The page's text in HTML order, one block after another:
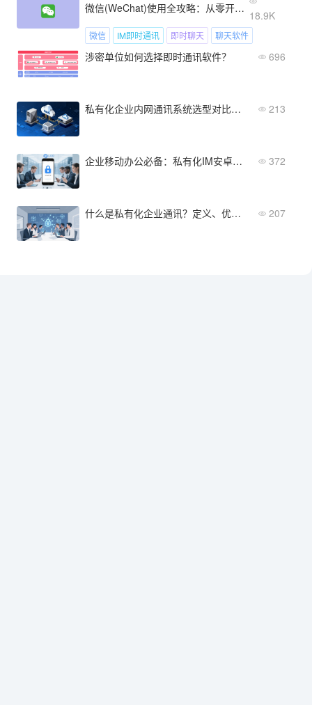
微信(WeChat)使用全攻略：从零开始学聊天
18.9K
微信 IM即时通讯 即时聊天 聊天软件
涉密单位如何选择即时通讯软件？ 696
私有化企业内网通讯系统选型对比：四大主流方案深度解析 213
企业移动办公必备：私有化IM安卓版部署与选型指南 372
什么是私有化企业通讯？定义、优势与实施要点全解析 207